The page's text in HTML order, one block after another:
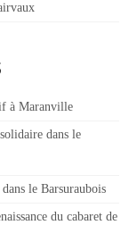
à Maranville
dans le
le Barsuraubois
du cabaret de